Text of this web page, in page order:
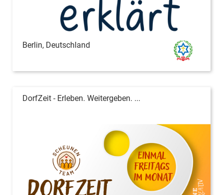
Berlin, Deutschland
DorfZeit - Erleben. Weitergeben. ...